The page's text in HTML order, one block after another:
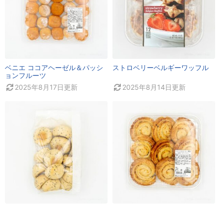
ベニエ ココアヘーゼル＆パッシ
ョンフルーツ
2025年8月17日更新
ストロベリーベルギーワッフル
2025年8月14日更新